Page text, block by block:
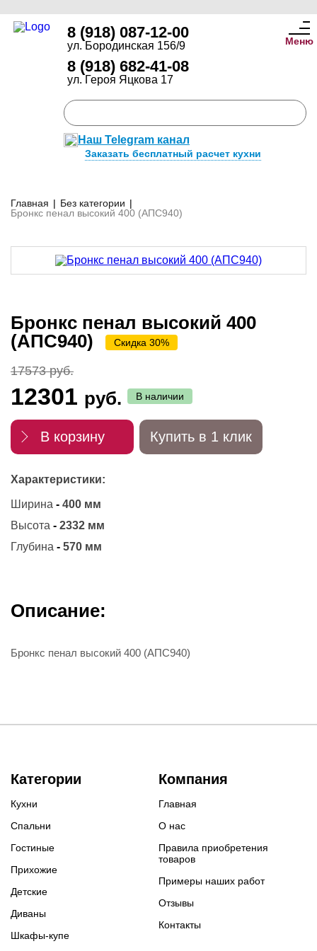
8 (918) 087-12-00
ул. Бородинская 156/9
8 (918) 682-41-08
ул. Героя Яцкова 17
Наш Telegram канал
Заказать бесплатный расчет кухни
Меню
Главная | Без категории |
Бронкс пенал высокий 400 (АПС940)
Бронкс пенал высокий 400
(АПС940)
Скидка 30%
17573 руб.
12301 руб. В наличии
В корзину Купить в 1 клик
Характеристики:
Ширина - 400 мм
Высота - 2332 мм
Глубина - 570 мм
Описание:
Бронкс пенал высокий 400 (АПС940)
Категории
Кухни
Спальни
Гостиные
Прихожие
Детские
Диваны
Шкафы-купе
Компания
Главная
О нас
Правила приобретения
товаров
Примеры наших работ
Отзывы
Контакты